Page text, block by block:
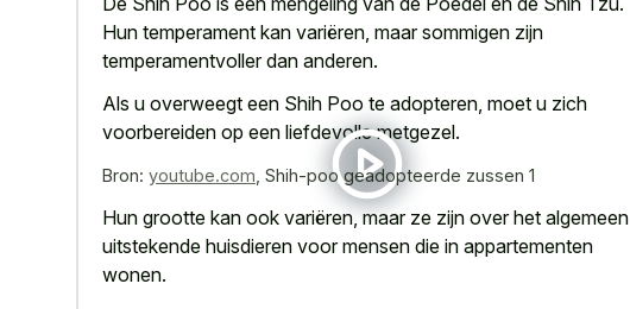
Hun temperament kan variëren, maar sommigen zijn
temperamentvoller dan anderen.
Als u overweegt een Shih Poo te adopteren, moet u zich
voorbereiden op een liefdevolle metgezel.
Bron: youtube.com Shih-poo geadopteerde zussen 1
Hun grootte kan ook variëren, maar ze zijn over het algemeen
uitstekende huisdieren voor mensen die in appartementen
wonen.